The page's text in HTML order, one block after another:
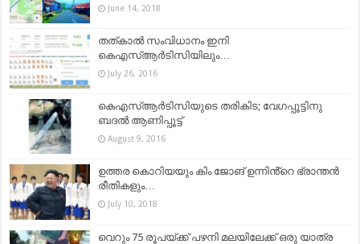
June 14, 2018
തത്കാല്‍ സംവിധാനം ഇനി
കെഎസ്ആര്‍ടിസിയിലും…
July 26, 2016
കെഎസ്ആർടിസിയുടെ തരികിട; വേഗപ്പൂട്ടിനു
ബദൽ ആണിപ്പൂട്ട്
August 9, 2016
ഉത്തര കൊറിയയും കിം ജോങ് ഉന്നിൻ്റെ ഭ്രാന്തൻ
രീതികളും…
July 10, 2018
വെറും 75 രൂപയ്ക്ക് പഴനി മലയിലേക്ക് ഒരു യാത്ര